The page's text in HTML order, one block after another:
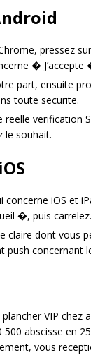
pressez
�
part, ensuite
toute securite.
verification
le souhait.
concerne iOS et
�, puis carrelez.
claire dont vous
push concernant
VIP
abscisse en
vous